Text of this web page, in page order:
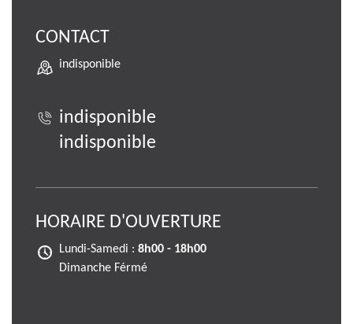
CONTACT
indisponible
indisponible
indisponible
HORAIRE D'OUVERTURE
Lundi-Samedi : 8h00 - 18h00
Dimanche Férmé